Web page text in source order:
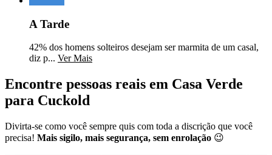
A Tarde
42% dos homens solteiros desejam ser marmita de um casal,
diz p... Ver Mais
Encontre pessoas reais em Casa Verde
para Cuckold
Divirta-se como você sempre quis com toda a discrição que você
precisa! Mais sigilo, mais segurança, sem enrolação 😉